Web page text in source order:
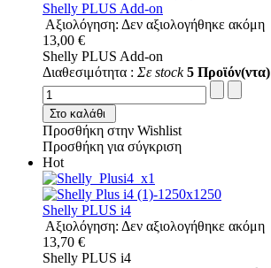
Shelly PLUS Add-on
Αξιολόγηση: Δεν αξιολογήθηκε ακόμη
13,00 €
Shelly PLUS Add-on
Διαθεσιμότητα : Σε stock 5 Προϊόν(ντα)
Στο καλάθι
Προσθήκη στην Wishlist
Προσθήκη για σύγκριση
Hot
Shelly PLUS i4
Αξιολόγηση: Δεν αξιολογήθηκε ακόμη
13,70 €
Shelly PLUS i4